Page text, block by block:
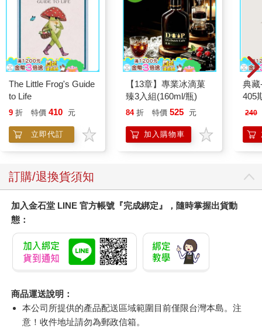
The Little Frog's Guide
to Life
9 折 特價 410 元
立即代訂
【13章】專業冰滴菓
臻3入組(160ml/瓶)
84 折 特價 525 元
加入購物車
典藏
405
240
訂購/退換貨須知
加入金石堂 LINE 官方帳號『完成綁定』，隨時掌握出貨動
態：
商品運送說明：
本公司所提供的產品配送區域範圍目前僅限台灣本島。注
意！收件地址請勿為郵政信箱。